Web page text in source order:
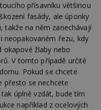
přísavníku většinou
fasády, ale úponky
takže na něm zanechávají
neopakovaném řezu, kdy
okapové žlaby nebo
V tomto případě určitě
Pokud se chcete
přesto se nechcete
úplně vzdát, bude tím
například z ocelových